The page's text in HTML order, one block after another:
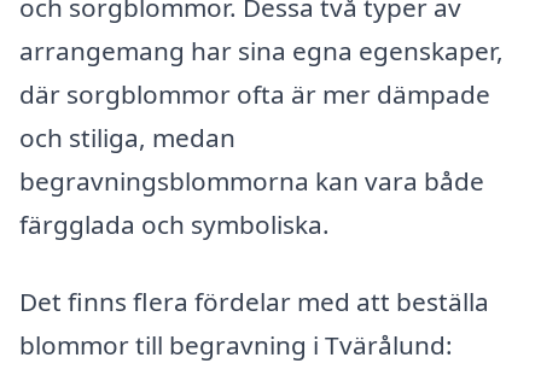
och sorgblommor. Dessa två typer av
arrangemang har sina egna egenskaper,
där sorgblommor ofta är mer dämpade
och stiliga, medan
begravningsblommorna kan vara både
färgglada och symboliska.
Det finns flera fördelar med att beställa
blommor till begravning i Tvärålund: